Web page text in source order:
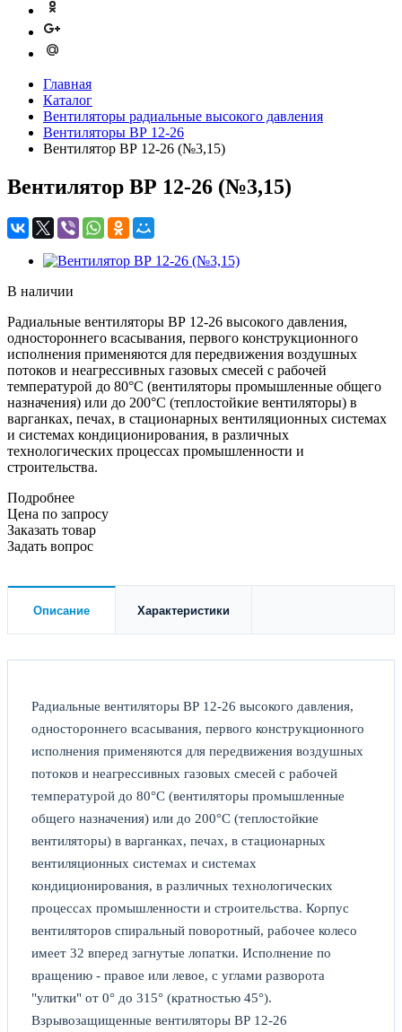
Главная
Каталог
Вентиляторы радиальные высокого давления
Вентиляторы ВР 12-26
Вентилятор ВР 12-26 (№3,15)
Вентилятор ВР 12-26 (№3,15)
В наличии
Радиальные вентиляторы ВР 12-26 высокого давления,
одностороннего всасывания, первого конструкционного
исполнения применяются для передвижения воздушных
потоков и неагрессивных газовых смесей с рабочей
температурой до 80°С (вентиляторы промышленные общего
назначения) или до 200°С (теплостойкие вентиляторы) в
варганках, печах, в стационарных вентиляционных системах
и системах кондиционирования, в различных
технологических процессах промышленности и
строительства.
Подробнее
Цена по запросу
Заказать товар
Задать вопрос
Описание Характеристики
Радиальные вентиляторы ВР 12-26 высокого давления,
одностороннего всасывания, первого конструкционного
исполнения применяются для передвижения воздушных
потоков и неагрессивных газовых смесей с рабочей
температурой до 80°С (вентиляторы промышленные
общего назначения) или до 200°С (теплостойкие
вентиляторы) в варганках, печах, в стационарных
вентиляционных системах и системах
кондиционирования, в различных технологических
процессах промышленности и строительства. Корпус
вентиляторов спиральный поворотный, рабочее колесо
имеет 32 вперед загнутые лопатки. Исполнение по
вращению - правое или левое, с углами разворота
"улитки" от 0° до 315° (кратностью 45°).
Взрывозащищенные вентиляторы ВР 12-26